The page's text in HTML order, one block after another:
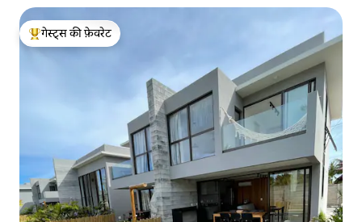
गेस्ट्स का टॉप फ़ेवरेट
गेस्ट्स की फ़ेवरेट